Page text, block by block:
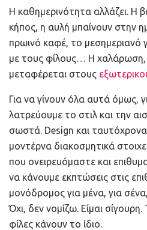
Η καθημερινότητα αλλάζει. Η
κήπος, η αυλή μπαίνουν στην
πρωινό καφέ, το μεσημεριανό
με τους φίλους… Η χαλάρωση,
μεταφέρεται στους
Για να γίνουν όλα αυτά όμως,
λατρεύουμε το στιλ και την
σωστά. Design και ταυτόχρονα
μοντέρνα διακοσμητικά
που ονειρευόμαστε και
να κάνουμε εκπτώσεις στις
μονόδρομος για μένα, για
Όχι, δεν νομίζω. Είμαι
φίλες κάνουν το ίδιο.